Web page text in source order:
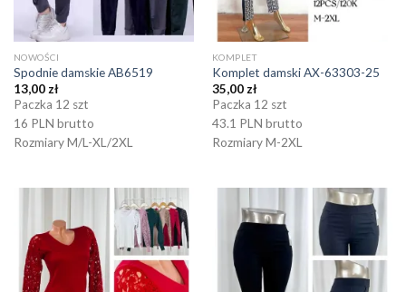
NOWOŚCI
Spodnie damskie AB6519
13,00zł
Paczka 12 szt
16 PLN brutto
Rozmiary M/L-XL/2XL
KOMPLET
Komplet damski AX-63303-25
35,00zł
Paczka 12 szt
43.1 PLN brutto
Rozmiary M-2XL